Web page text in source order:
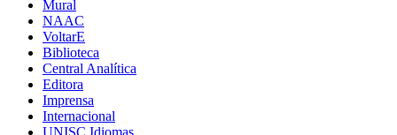
Mural
NAAC
VoltarE
Biblioteca
Central Analítica
Editora
Imprensa
Internacional